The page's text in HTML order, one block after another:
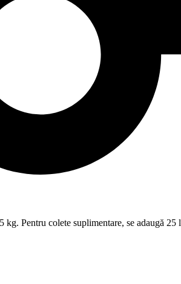
kg. Pentru colete suplimentare, se adaugă 25